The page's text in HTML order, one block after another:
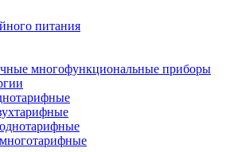
питания
многофункциональные приборы